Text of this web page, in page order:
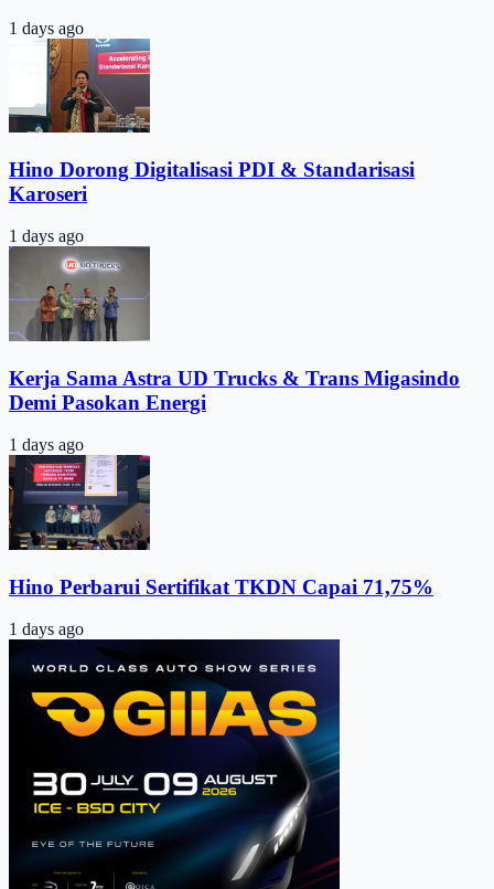
1 days ago
Hino Dorong Digitalisasi PDI & Standarisasi
Karoseri
1 days ago
Kerja Sama Astra UD Trucks & Trans Migasindo
Demi Pasokan Energi
1 days ago
Hino Perbarui Sertifikat TKDN Capai 71,75%
1 days ago